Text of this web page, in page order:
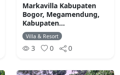
Markavilla Kabupaten
Bogor, Megamendung,
Kabupaten...
Villa & Resort
3 0 0